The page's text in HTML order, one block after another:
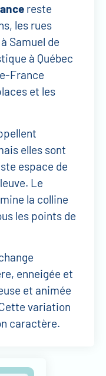
reste
les rues
Samuel de
à Québec
France
et les
elles sont
espace de
Le
la colline
les points de
enneigée et
et animée
variation
caractère.